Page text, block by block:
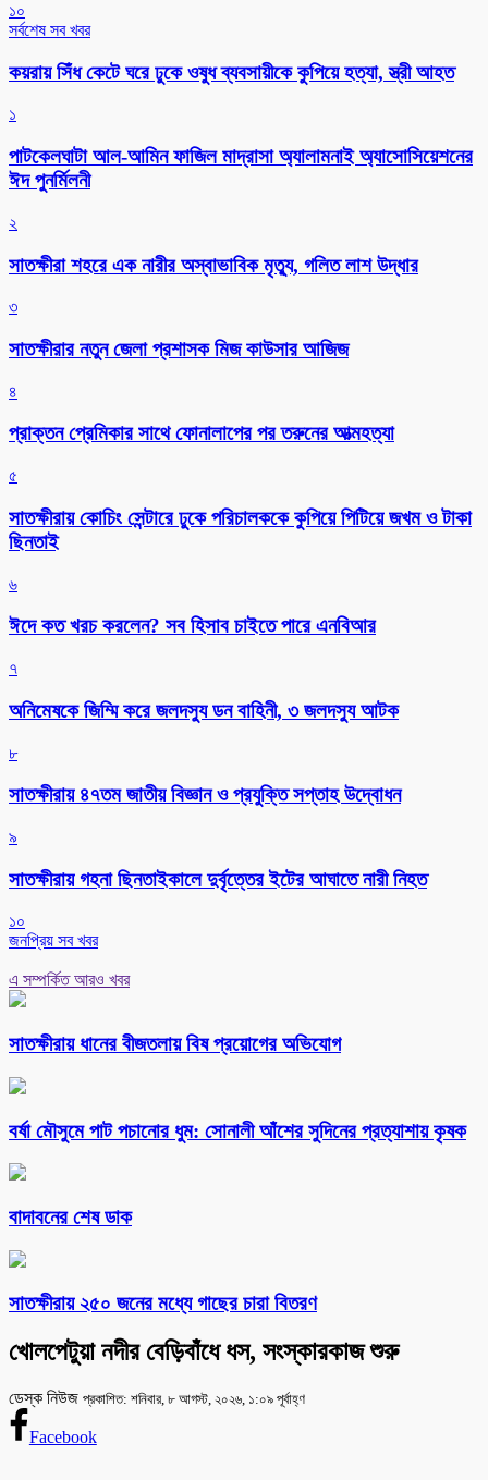
১০
সর্বশেষ সব খবর
কয়রায় সিঁধ কেটে ঘরে ঢুকে ওষুধ ব্যবসায়ীকে কুপিয়ে হত্যা, স্ত্রী আহত
১
পাটকেলঘাটা আল-আমিন ফাজিল মাদ্রাসা অ্যালামনাই অ্যাসোসিয়েশনের
ঈদ পুনর্মিলনী
২
সাতক্ষীরা শহরে এক নারীর অস্বাভাবিক মৃত্যু, গলিত লাশ উদ্ধার
৩
সাতক্ষীরার নতুন জেলা প্রশাসক মিজ কাউসার আজিজ
৪
প্রাক্তন প্রেমিকার সাথে ফোনালাপের পর তরুনের আত্মহত্যা
৫
সাতক্ষীরায় কোচিং সেন্টারে ঢুকে পরিচালককে কুপিয়ে পিটিয়ে জখম ও টাকা
ছিনতাই
৬
ঈদে কত খরচ করলেন? সব হিসাব চাইতে পারে এনবিআর
৭
অনিমেষকে জিম্মি করে জলদস্যু ডন বাহিনী, ৩ জলদস্যু আটক
৮
সাতক্ষীরায় ৪৭তম জাতীয় বিজ্ঞান ও প্রযুক্তি সপ্তাহ উদ্বোধন
৯
সাতক্ষীরায় গহনা ছিনতাইকালে দুর্বৃত্তের ইটের আঘাতে নারী নিহত
১০
জনপ্রিয় সব খবর
এ সম্পর্কিত আরও খবর
সাতক্ষীরায় ধানের বীজতলায় বিষ প্রয়োগের অভিযোগ
বর্ষা মৌসুমে পাট পচানোর ধুম: সোনালী আঁশের সুদিনের প্রত্যাশায় কৃষক
বাদাবনের শেষ ডাক
সাতক্ষীরায় ২৫০ জনের মধ্যে গাছের চারা বিতরণ
খোলপেটুয়া নদীর বেড়িবাঁধে ধস, সংস্কারকাজ শুরু
ডেস্ক নিউজ প্রকাশিত: শনিবার, ৮ আগস্ট, ২০২৬, ১:০৯ পূর্বাহ্ণ
Facebook